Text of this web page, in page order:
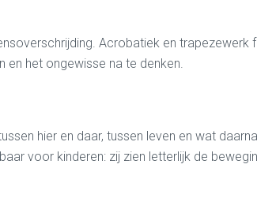
Acrobatiek en trapezewerk
en het ongewisse na te denken.
hier en daar, tussen leven en wat
voor kinderen: zij zien letterlijk de